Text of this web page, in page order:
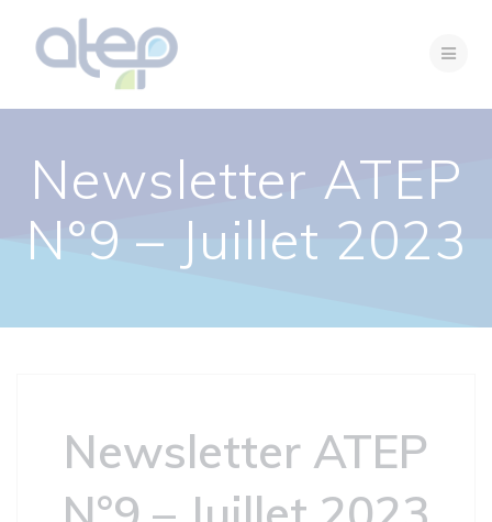
Newsletter ATEP
N°9 – Juillet 2023
Newsletter ATEP